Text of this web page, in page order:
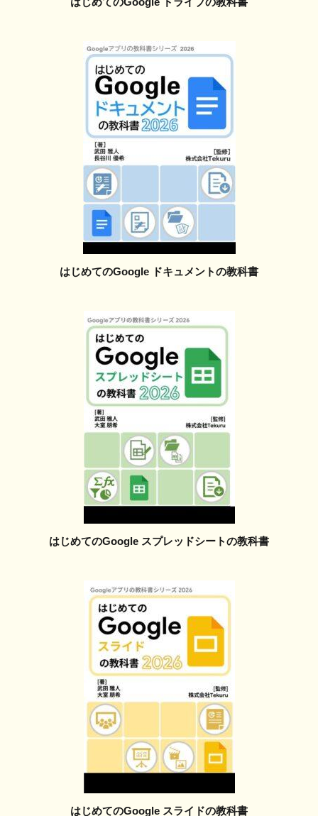
はじめてのGoogle ドキュメントの教科書
はじめてのGoogle スプレッドシートの教科書
はじめてのGoogle スライドの教科書